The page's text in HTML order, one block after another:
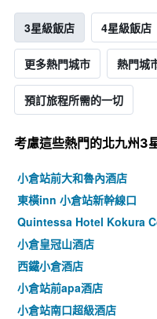
3星級飯店 4星級飯店
更多熱門城市 熱門城
預訂旅程所需的一切
考慮這些熱門的北九州3
小倉站前大和魯內酒店
東橫inn 小倉站新幹線口
Quintessa Hotel Kokura
小倉皇冠山酒店
西鐵小倉酒店
小倉站前apa酒店
小倉站南口超級酒店